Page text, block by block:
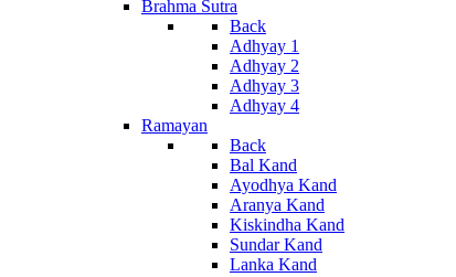
Brahma Sutra
Back
Adhyay 1
Adhyay 2
Adhyay 3
Adhyay 4
Ramayan
Back
Bal Kand
Ayodhya Kand
Aranya Kand
Kiskindha Kand
Sundar Kand
Lanka Kand